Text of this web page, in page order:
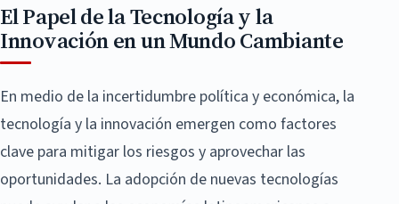
El Papel de la Tecnología y la
Innovación en un Mundo Cambiante
En medio de la incertidumbre política y económica, la
tecnología y la innovación emergen como factores
clave para mitigar los riesgos y aprovechar las
oportunidades. La adopción de nuevas tecnologías